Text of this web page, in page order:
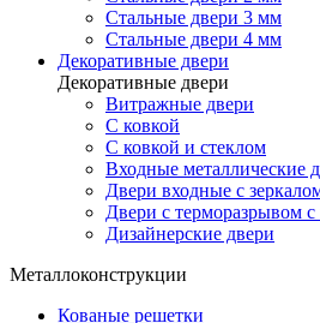
Стальные двери 3 мм
Стальные двери 4 мм
Декоративные двери
Декоративные двери
Витражные двери
С ковкой
С ковкой и стеклом
Входные металлические
Двери входные с
Двери с терморазрывом с
Дизайнерские двери
Металлоконструкции
Кованые решетки